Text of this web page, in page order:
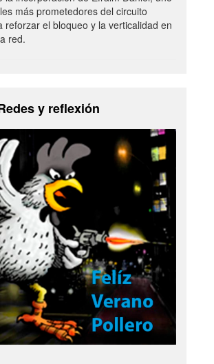
más prometedores del circuito
reforzar el bloqueo y la verticalidad en
red.
y reflexión